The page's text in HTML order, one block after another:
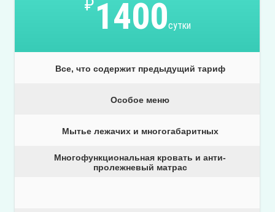
₽1400сутки
Все, что содержит предыдущий тариф
Особое меню
Мытье лежачих и многогабаритных
Многофункциональная кровать и анти-
пролежневый матрас